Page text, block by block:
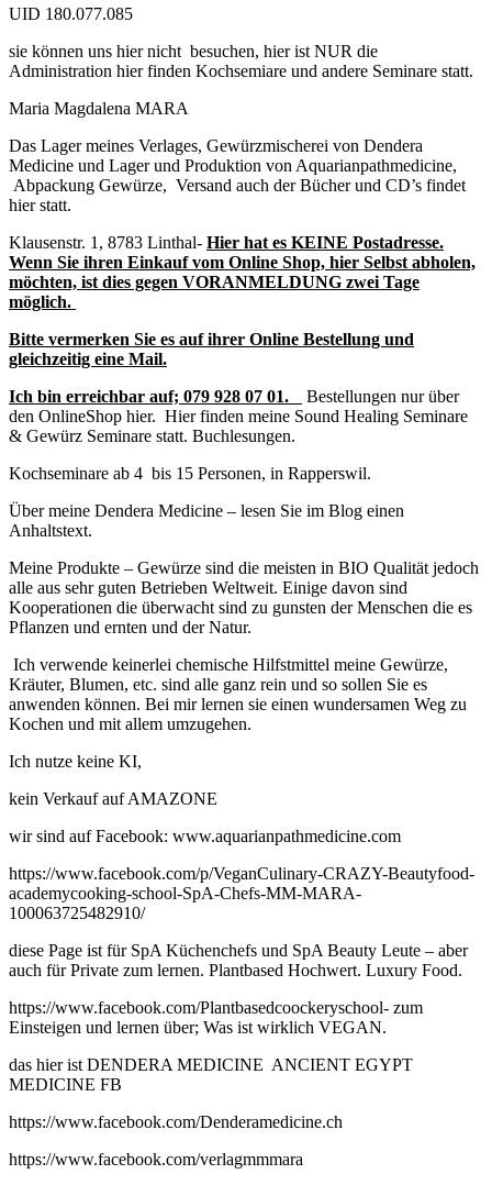
UID 180.077.085
sie können uns hier nicht besuchen, hier ist NUR die
Administration hier finden Kochsemiare und andere Seminare statt.
Maria Magdalena MARA
Das Lager meines Verlages, Gewürzmischerei von Dendera
Medicine und Lager und Produktion von Aquarianpathmedicine,
Abpackung Gewürze, Versand auch der Bücher und CD’s findet
hier statt.
Klausenstr. 1, 8783 Linthal- Hier hat es KEINE Postadresse.
Wenn Sie ihren Einkauf vom Online Shop, hier Selbst abholen,
möchten, ist dies gegen VORANMELDUNG zwei Tage
möglich.
Bitte vermerken Sie es auf ihrer Online Bestellung und
gleichzeitig eine Mail.
Ich bin erreichbar auf; 079 928 07 01.
Bestellungen nur über
den OnlineShop hier. Hier finden meine Sound Healing Seminare
& Gewürz Seminare statt. Buchlesungen.
Kochseminare ab 4 bis 15 Personen, in Rapperswil.
Über meine Dendera Medicine – lesen Sie im Blog einen
Anhaltstext.
Meine Produkte – Gewürze sind die meisten in BIO Qualität jedoch
alle aus sehr guten Betrieben Weltweit. Einige davon sind
Kooperationen die überwacht sind zu gunsten der Menschen die es
Pflanzen und ernten und der Natur.
Ich verwende keinerlei chemische Hilfstmittel meine Gewürze,
Kräuter, Blumen, etc. sind alle ganz rein und so sollen Sie es
anwenden können. Bei mir lernen sie einen wundersamen Weg zu
Kochen und mit allem umzugehen.
Ich nutze keine KI,
kein Verkauf auf AMAZONE
wir sind auf Facebook: www.aquarianpathmedicine.com
https://www.facebook.com/p/VeganCulinary-CRAZY-Beautyfood-
academycooking-school-SpA-Chefs-MM-MARA-
100063725482910/
diese Page ist für SpA Küchenchefs und SpA Beauty Leute – aber
auch für Private zum lernen. Plantbased Hochwert. Luxury Food.
https://www.facebook.com/Plantbasedcoockeryschool- zum
Einsteigen und lernen über; Was ist wirklich VEGAN.
das hier ist DENDERA MEDICINE ANCIENT EGYPT
MEDICINE FB
https://www.facebook.com/Denderamedicine.ch
https://www.facebook.com/verlagmmmara